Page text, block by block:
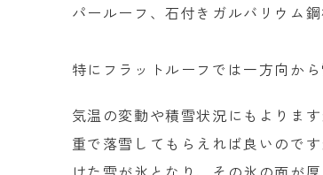
パールーフ、石付きガルバリウム
特にフラットルーフでは一方向か
気温の変動や積雪状況にもよりま
重で落雪してもらえれば良いので